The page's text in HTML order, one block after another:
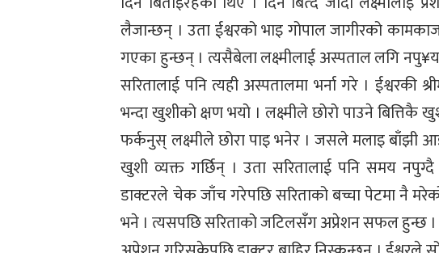
लैजान्छन् । उता ईश्वरको भाइ गोपाल जागीरको
गएका हुन्छन् । त्यसैबेला लक्ष्मीलाई अस्पताल लगि
सरितालाई पनि त्यही अस्पतालमा भर्ना गरे । ईश्वरकी
भन्दा खुशीको क्षण भयो । लक्ष्मीले छोरो पाउने बित्तिकै
फर्कनुस् लक्ष्मीले छोरा पाइ भनेर । जसले मलाइ बाँझी
खुशी व्यक्त गर्छिन् । उता सरितालाई पनि समय नपुग्दै
डाक्टरले चेक जाँच गरेपछि सरिताको बच्चा पेटमा नै
भने । त्यसपछि सरिताको जटिलसँग अप्रेशन सफल हुन्छ ।